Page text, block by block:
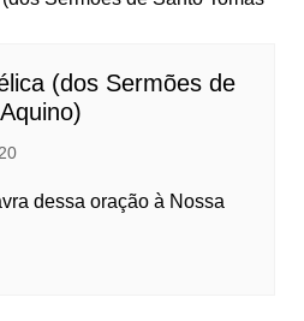
(dos Sermões de
dessa oração à Nossa